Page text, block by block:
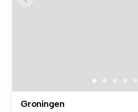
Groningen